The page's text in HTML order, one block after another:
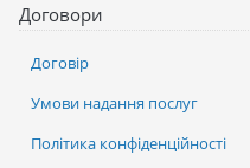
Договори
Договір
Умови надання послуг
Політика конфіденційності